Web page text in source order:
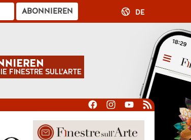
ABONNIEREN DE